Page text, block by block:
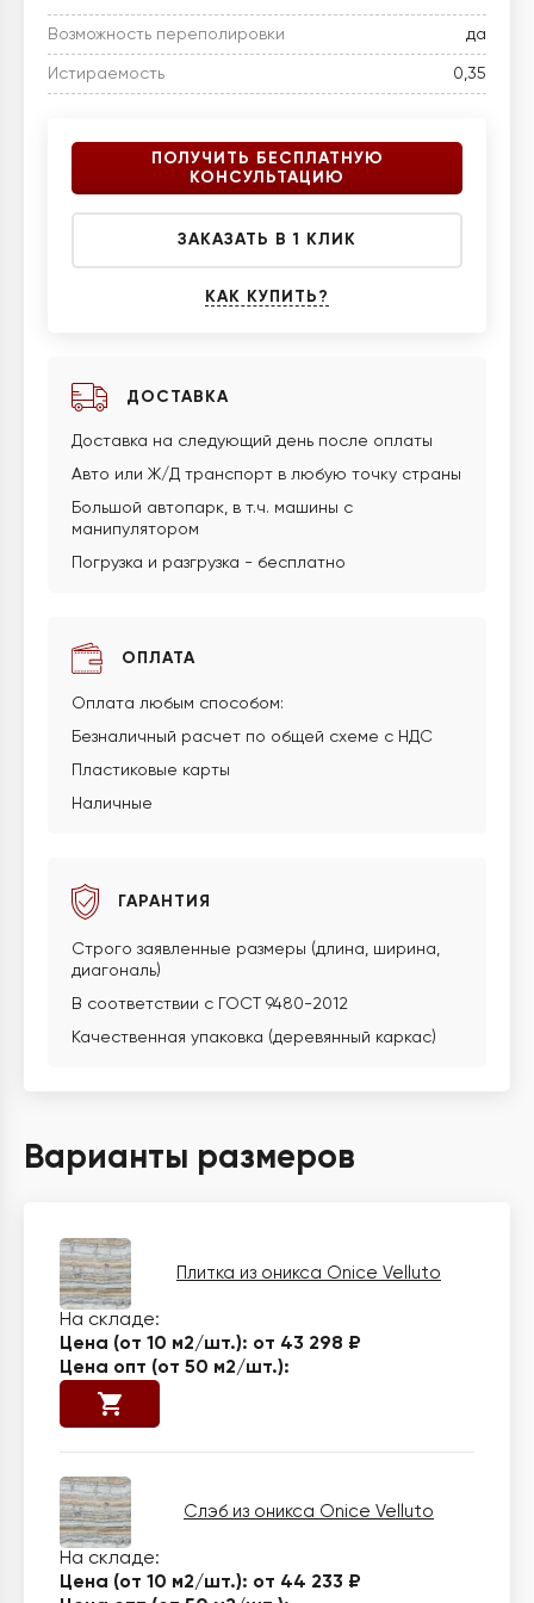
Возможность переполировки да
Истираемость 0,35
ПОЛУЧИТЬ БЕСПЛАТНУЮ
КОНСУЛЬТАЦИЮ
ЗАКАЗАТЬ В 1 КЛИК
КАК КУПИТЬ?
ДОСТАВКА
Доставка на следующий день после оплаты
Авто или Ж/Д транспорт в любую точку страны
Большой автопарк, в т.ч. машины с
манипулятором
Погрузка и разгрузка - бесплатно
ОПЛАТА
Оплата любым способом:
Безналичный расчет по общей схеме с НДС
Пластиковые карты
Наличные
ГАРАНТИЯ
Строго заявленные размеры (длина, ширина,
диагональ)
В соответствии с ГОСТ 9480-2012
Качественная упаковка (деревянный каркас)
Варианты размеров
Плитка из оникса Onice Velluto
от 43 298 ₽
Слэб из оникса Onice Velluto
от 44 233 ₽